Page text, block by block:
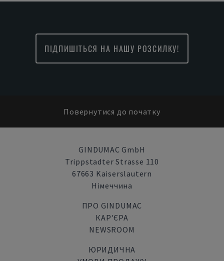
ПІДПИШІТЬСЯ НА НАШУ РОЗСИЛКУ!
Повернутися до початку
GINDUMAC GmbH
Trippstadter Strasse 110
67663 Kaiserslautern
Німеччина
ПРО GINDUMAC
КАР'ЄРА
NEWSROOM
ЮРИДИЧНА